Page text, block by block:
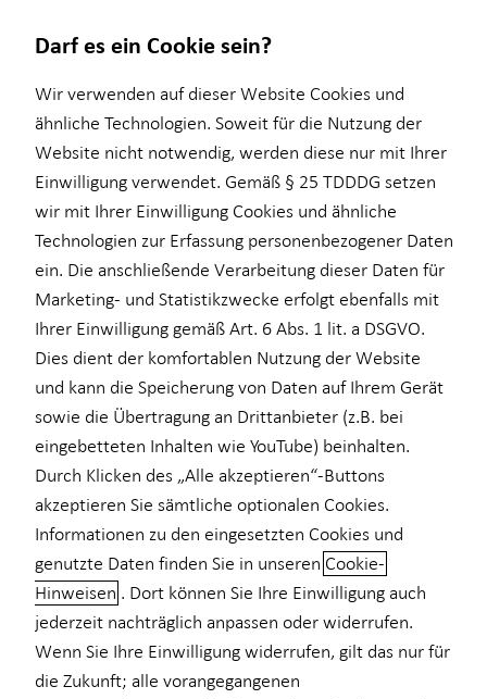
Interview
Kundenportal
Videoberatung
Altersvorsorge
betriebliche Altersvorsorge
Kapitalanlage Immobilien
Arbeitskraftabsicherung
Private Krankenvorsorge
Finanzberater
Matthias Wolfgang Bäurich
Regionalleiter
Anruf
matthias-wolfgang.baeurich@proventus.de
Goethestr. 2
02826 Görlitz
+49 (3585) 833645
+49 (171) 2122698
Darf es ein Cookie sein?
Wir verwenden auf dieser Website Cookies und
ähnliche Technologien. Soweit für die Nutzung der
Website nicht notwendig, werden diese nur mit Ihrer
Einwilligung verwendet. Gemäß § 25 TDDDG setzen
wir mit Ihrer Einwilligung Cookies und ähnliche
Technologien zur Erfassung personenbezogener Daten
ein. Die anschließende Verarbeitung dieser Daten für
Marketing- und Statistikzwecke erfolgt ebenfalls mit
Ihrer Einwilligung gemäß Art. 6 Abs. 1 lit. a DSGVO.
Dies dient der komfortablen Nutzung der Website
und kann die Speicherung von Daten auf Ihrem Gerät
sowie die Übertragung an Drittanbieter (z.B. bei
eingebetteten Inhalten wie YouTube) beinhalten.
Durch Klicken des „Alle akzeptieren“-Buttons
akzeptieren Sie sämtliche optionalen Cookies.
Informationen zu den eingesetzten Cookies und
genutzte Daten finden Sie in unseren Cookie-
Hinweisen . Dort können Sie Ihre Einwilligung auch
jederzeit nachträglich anpassen oder widerrufen.
Wenn Sie Ihre Einwilligung widerrufen, gilt das nur für
die Zukunft; alle vorangegangenen